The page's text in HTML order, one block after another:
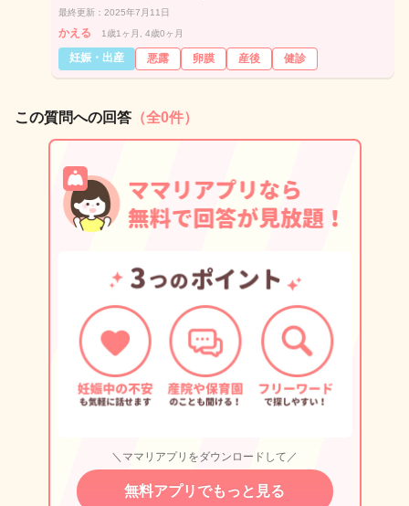
最終更新：2025年7月11日
かえる 1歳1ヶ月, 4歳0ヶ月
妊娠・出産 悪露 卵膜 産後 健診
この質問への回答 （全0件）
＼ママリアプリをダウンロードして／
無料アプリでもっと見る